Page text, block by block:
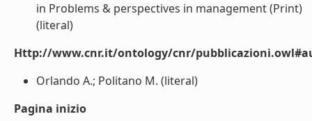
in Problems & perspectives in management (Print)
(literal)
Http://www.cnr.it/ontology/cnr/
Orlando A.; Politano M. (literal)
Pagina inizio